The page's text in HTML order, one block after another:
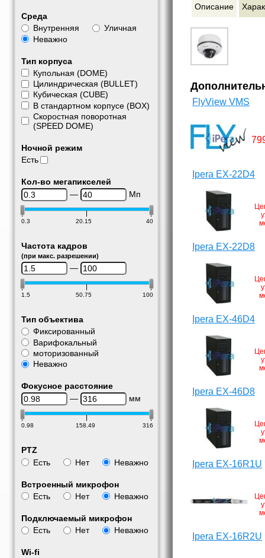
Среда
Внутренняя
Уличная
Неважно
Тип корпуса
Купольная (DOME)
Цилиндрическая (BULLET)
Кубическая (CUBE)
В стандартном корпусе (BOX)
Скоростная поворотная
(SPEED DOME)
Ночной режим
Есть
Кол-во мегапикселей
—
Мп
0.3 20.15 40
Частота кадров
(при макс. разрешении)
—
1.5 50.75 100
Тип объектива
Фиксированный
Варифокальный
моторизованный
Неважно
Фокусное расстояние
—
мм
0.98 158.49 316
PTZ
Есть
Нет Неважно
Встроенный микрофон
Есть
Нет Неважно
Подключаемый микрофон
Есть
Нет Неважно
Wi-fi
Описание
FlyView VMS
Ipera EX-22D4
Ipera EX-22D8
Ipera EX-46D4
Ipera EX-46D8
Ipera EX-16R1U
Ipera EX-16R2U